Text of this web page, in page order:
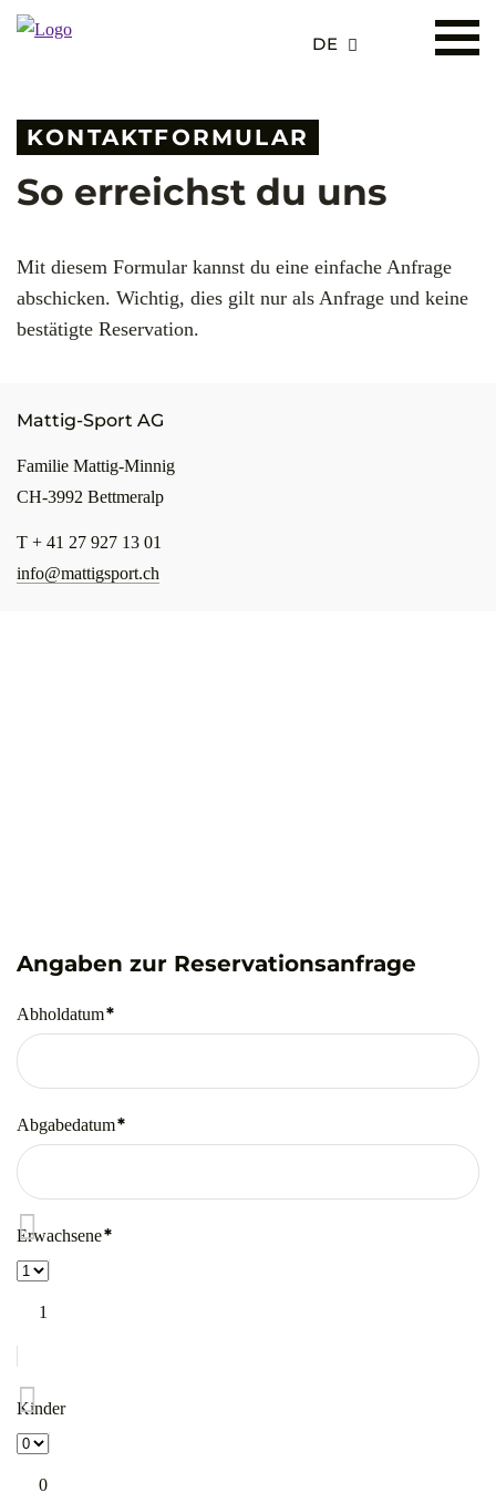
DE
KONTAKTFORMULAR
So erreichst du uns
Mit diesem Formular kannst du eine einfache Anfrage
abschicken. Wichtig, dies gilt nur als Anfrage und keine
bestätigte Reservation.
Mattig-Sport AG
Familie Mattig-Minnig
CH-3992 Bettmeralp
T + 41 27 927 13 01
info@mattigsport.ch
Angaben zur Reservationsanfrage
Abholdatum*
Pflichtfeld
Abgabedatum*
Pflichtfeld
Erwachsene*
Pflichtfeld
1
Kinder
0